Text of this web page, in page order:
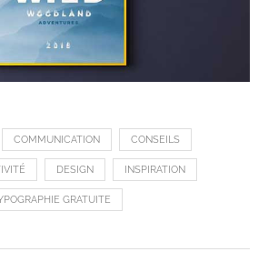
COMMUNICATION CONSEILS
DESIGN INSPIRATION
GRATUITE